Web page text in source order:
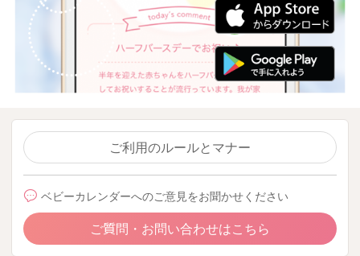
ご利用のルールとマナー
ベビーカレンダーへのご意見をお聞かせください
ご質問・お問い合わせはこちら